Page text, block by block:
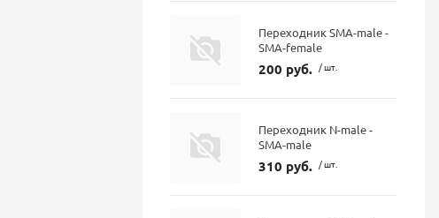
Переходник SMA-male -
SMA-female
200 руб. / шт.
Переходник N-male -
SMA-male
310 руб. / шт.